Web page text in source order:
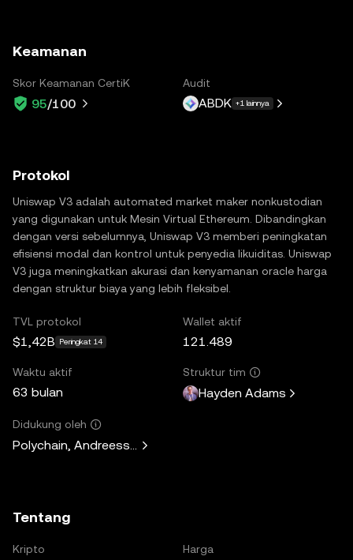
Keamanan
Skor Keamanan CertiK
95/100
Audit
ABDK +1 lainnya
Protokol
Uniswap V3 adalah automated market maker nonkustodian
yang digunakan untuk Mesin Virtual Ethereum. Dibandingkan
dengan versi sebelumnya, Uniswap V3 memberi peningkatan
efisiensi modal dan kontrol untuk penyedia likuiditas. Uniswap
V3 juga meningkatkan akurasi dan kenyamanan oracle harga
dengan struktur biaya yang lebih fleksibel.
TVL protokol
$1,42B Peringkat 14
Wallet aktif
121.489
Waktu aktif
63 bulan
Struktur tim
Hayden Adams
Didukung oleh
Polychain, Andreessen Horowitz, Paradigm, Variant Fund,
Tentang
Kripto Harga